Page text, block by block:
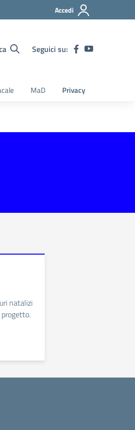
Accedi
Seguici su:
MaD Privacy
natalizi